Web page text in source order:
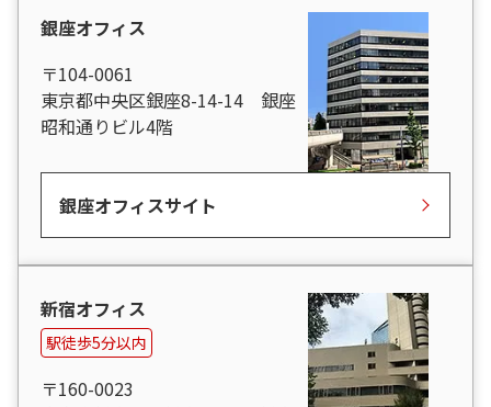
銀座オフィス
〒104-0061
東京都中央区銀座8-14-14 銀座
昭和通りビル4階
銀座オフィスサイト
新宿オフィス
駅徒歩5分以内
〒160-0023